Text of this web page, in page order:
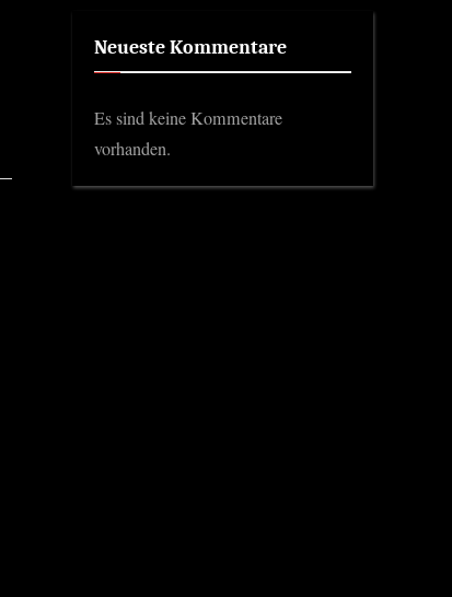
Neueste Kommentare
Es sind keine Kommentare
vorhanden.